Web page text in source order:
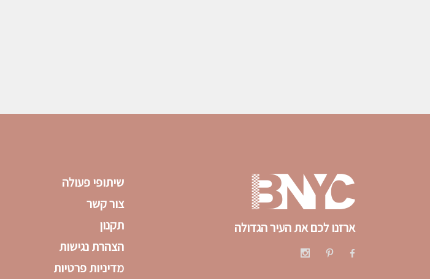
ארזנו לכם את העיר הגדולה
שיתופי פעולה
צור קשר
תקנון
הצהרת נגישות
מדיניות פרטיות